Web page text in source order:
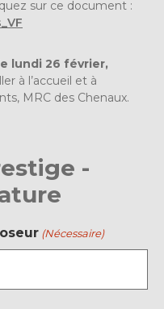
sur ce document :
lundi 26 février,
à l’accueil et à
MRC des Chenaux.
-
(Nécessaire)